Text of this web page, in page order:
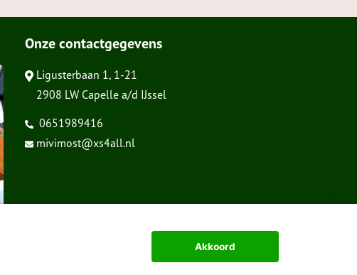
Akkoord
Onze contactgegevens
Ligusterbaan 1, 1-21
2908 LW Capelle a/d IJssel
0651989416
mivimost@xs4all.nl